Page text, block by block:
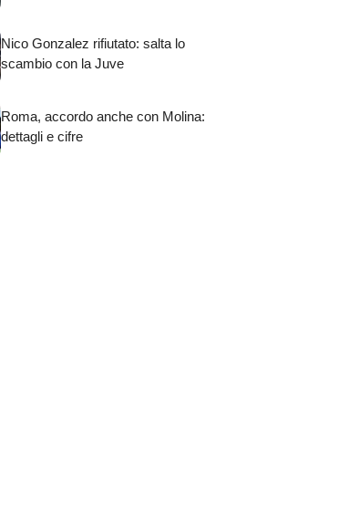
Nico Gonzalez rifiutato: salta lo
scambio con la Juve
Roma, accordo anche con Molina:
dettagli e cifre